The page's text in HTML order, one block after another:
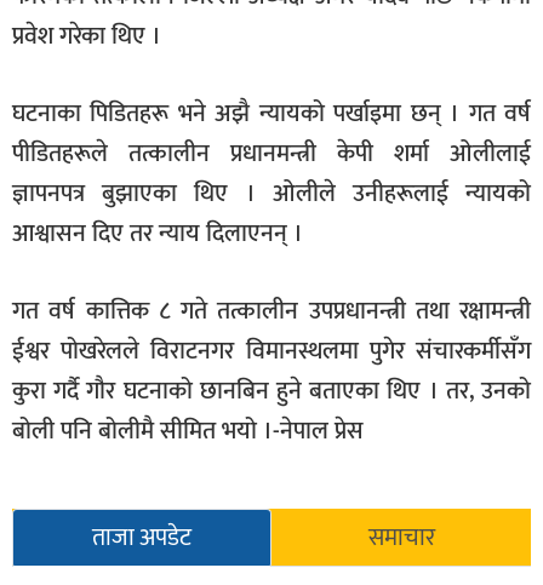
प्रवेश गरेका थिए ।
घटनाका पिडितहरू भने अझै न्यायको पर्खाइमा छन् । गत वर्ष
पीडितहरूले तत्कालीन प्रधानमन्त्री केपी शर्मा ओलीलाई
ज्ञापनपत्र बुझाएका थिए । ओलीले उनीहरूलाई न्यायको
आश्वासन दिए तर न्याय दिलाएनन् ।
गत वर्ष कात्तिक ८ गते तत्कालीन उपप्रधानन्त्री तथा रक्षामन्त्री
ईश्वर पोखरेलले विराटनगर विमानस्थलमा पुगेर संचारकर्मीसँग
कुरा गर्दै गौर घटनाको छानबिन हुने बताएका थिए । तर, उनको
बोली पनि बोलीमै सीमित भयो ।-नेपाल प्रेस
ताजा अपडेट समाचार